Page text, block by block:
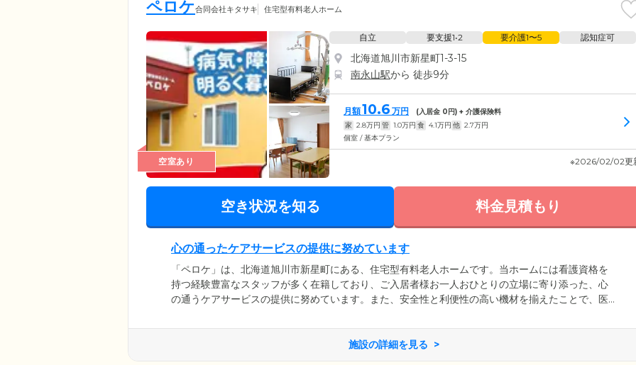
ペロケ合同会社キタサキ 住宅型有料老人ホーム
空室あり
自立 要支援1•2 要介護1〜5 認知症可
北海道旭川市新星町1-3-15
南永山駅から 徒歩9分
月額10.6 万円 (入居金 0 円) + 介護保険料
家 2.8万円 管 1.0万円 食 4.1万円 他 2.7万円
個室 / 基本プラン
※2026/02/02更
空き状況を知る 料金見積もり
心の通ったケアサービスの提供に努めています
「ペロケ」は、北海道旭川市新星町にある、住宅型有料老人ホームです。当ホームには看護資格を
持つ経験豊富なスタッフが多く在籍しており、ご入居者様お一人おひとりの立場に寄り添った、心
の通うケアサービスの提供に努めています。また、安全性と利便性の高い機材を揃えたことで、医
を使用中の方、胃ろうの管理や褥瘡（床ずれ）の処置が必要な方など、医療面でご不安を抱えてい
る方は、ぜひ一度ご相談ください。ターミナルケアにも柔軟に対応しています。
施設の詳細を見る